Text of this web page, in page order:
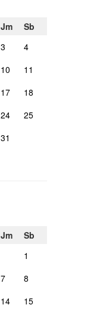
Jm
Sb
3
4
10
11
17
18
24
25
31
Jm
Sb
1
7
8
14
15